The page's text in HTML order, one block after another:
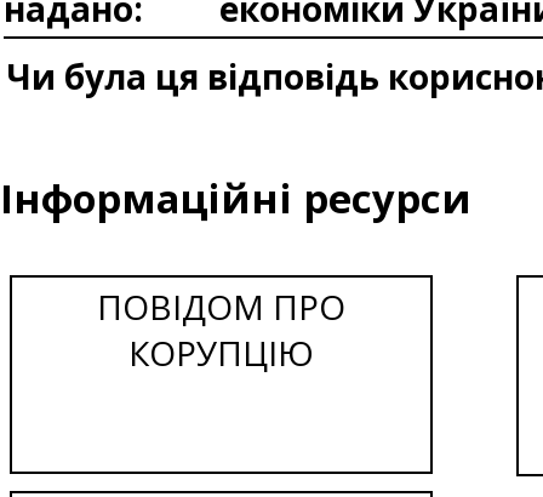
Чи була ця відповідь
Інформаційні ресурси
ПОВІДОМ ПРО
КОРУПЦІЮ